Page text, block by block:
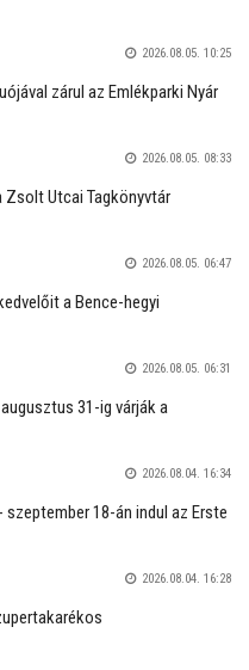
2026.08.05. 10:25
zárul az Emlékparki Nyár
2026.08.05. 08:33
Zsolt Utcai Tagkönyvtár
2026.08.05. 06:47
a Bence-hegyi
2026.08.05. 06:31
31-ig várják a
2026.08.04. 16:34
18-án indul az Erste
2026.08.04. 16:28